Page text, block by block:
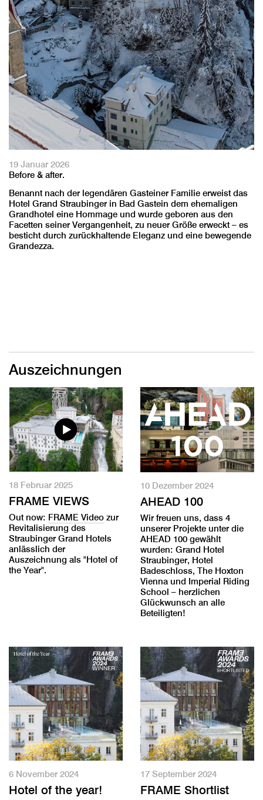
19 Januar 2026
Before & after.
Benannt nach der legendären Gasteiner Familie erweist das
Hotel Grand Straubinger in Bad Gastein dem ehemaligen
Grandhotel eine Hommage und wurde geboren aus den
Facetten seiner Vergangenheit, zu neuer Größe erweckt – es
besticht durch zurückhaltende Eleganz und eine bewegende
Grandezza.
Auszeichnungen
18 Februar 2025
FRAME VIEWS
Out now: FRAME Video zur
Revitalisierung des
Straubinger Grand Hotels
anlässlich der
Auszeichnung als "Hotel of
the Year".
10 Dezember 2024
AHEAD 100
Wir freuen uns, dass 4
unserer Projekte unter die
AHEAD 100 gewählt
wurden: Grand Hotel
Straubinger, Hotel
Badeschloss, The Hoxton
Vienna und Imperial Riding
School – herzlichen
Glückwunsch an alle
Beteiligten!
6 November 2024
Hotel of the year!
17 September 2024
FRAME Shortlist